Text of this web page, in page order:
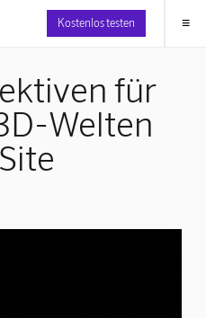
Kostenlos testen ≡
für
Welten